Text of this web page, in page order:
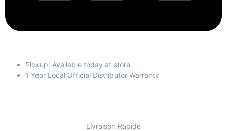
Pickup: Available today at store
1 Year Local Official Distributor Warranty
Livraison Rapide